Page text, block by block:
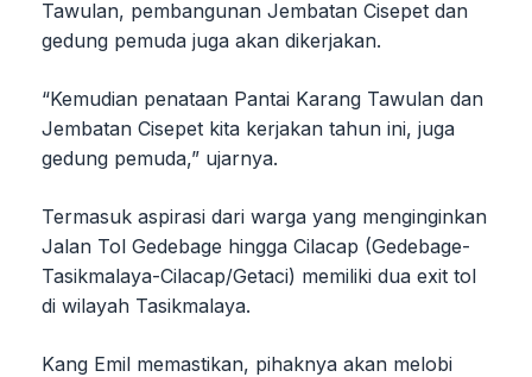
Tawulan, pembangunan Jembatan Cisepet dan
gedung pemuda juga akan dikerjakan.
“Kemudian penataan Pantai Karang Tawulan dan
Jembatan Cisepet kita kerjakan tahun ini, juga
gedung pemuda,” ujarnya.
Termasuk aspirasi dari warga yang menginginkan
Jalan Tol Gedebage hingga Cilacap (Gedebage-
Tasikmalaya-Cilacap/Getaci) memiliki dua exit tol
di wilayah Tasikmalaya.
Kang Emil memastikan, pihaknya akan melobi